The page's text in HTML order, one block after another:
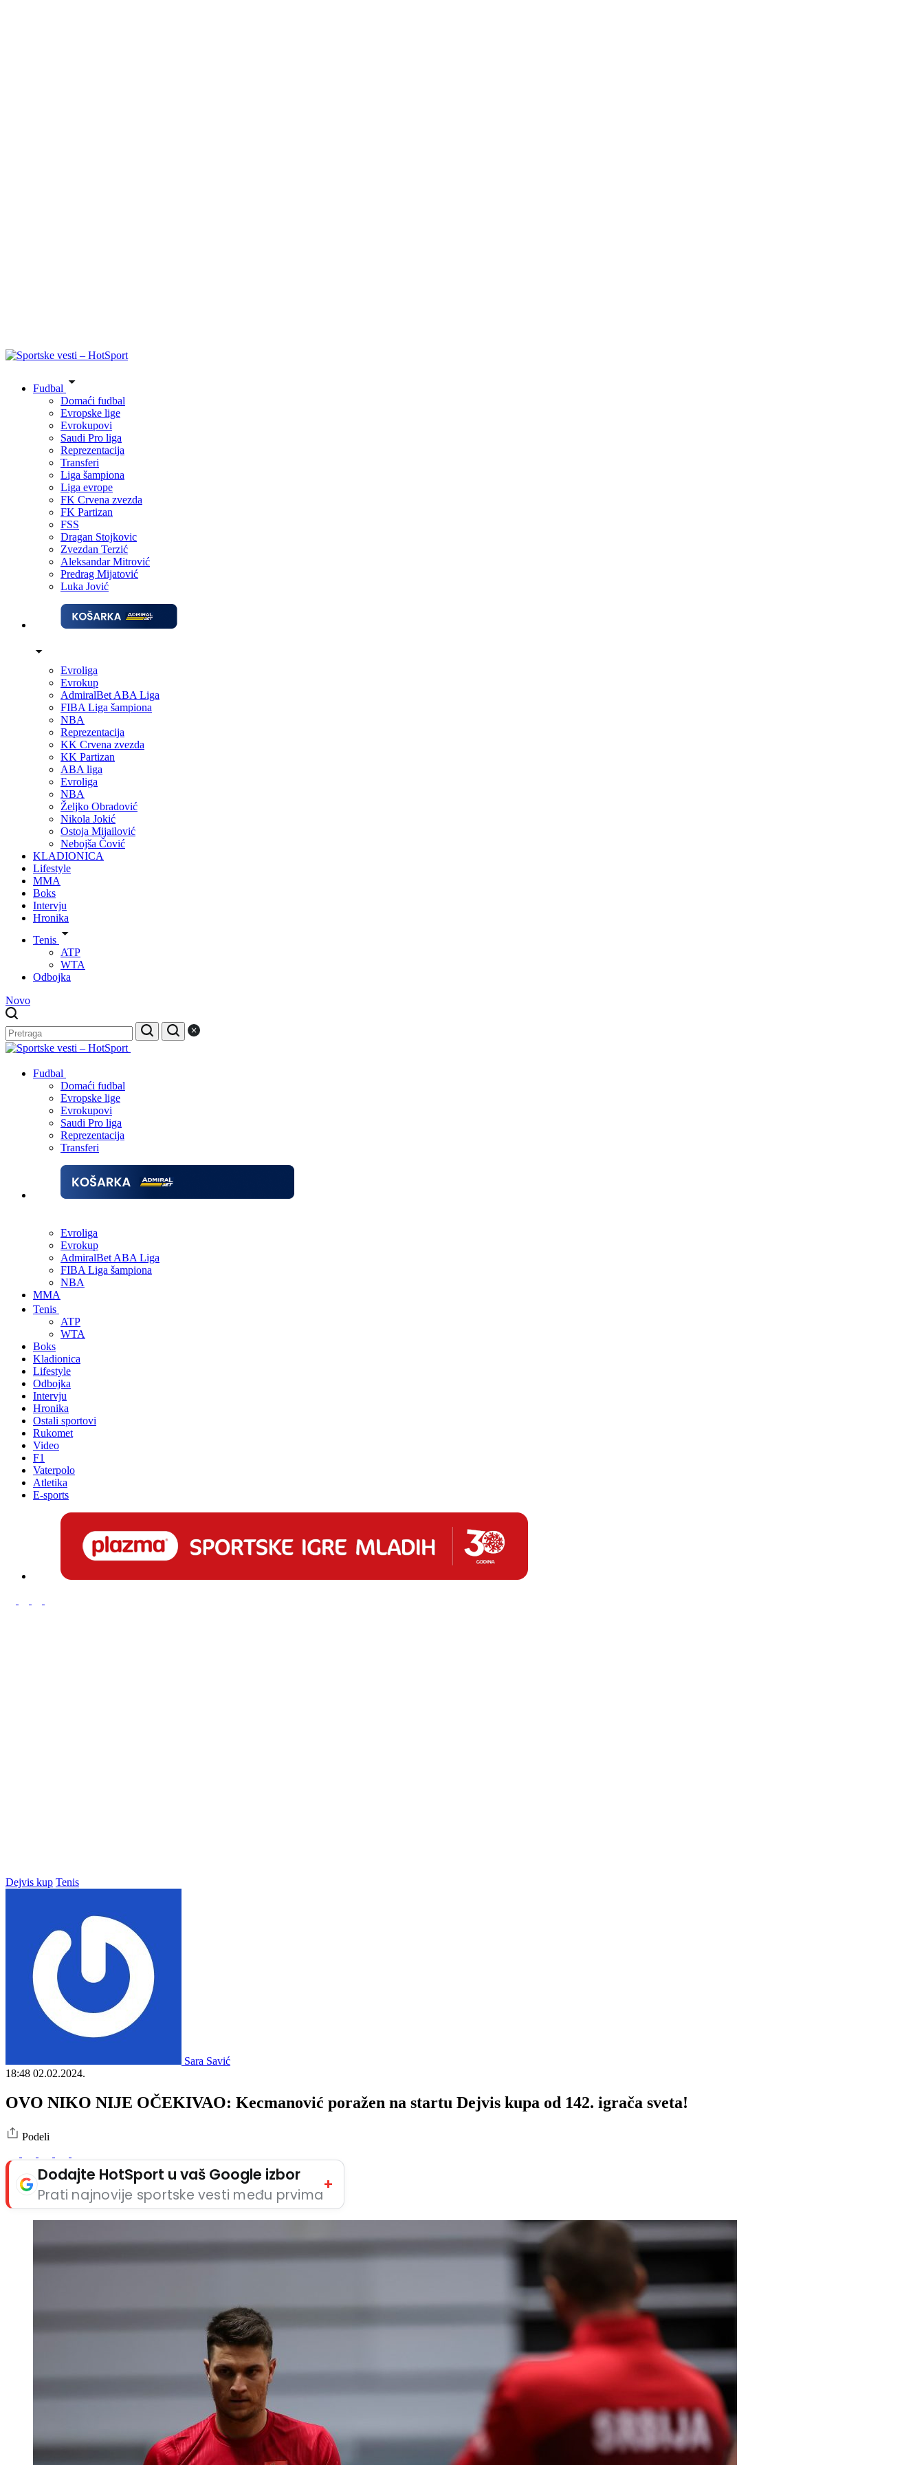
Fudbal
Domaći fudbal
Evropske lige
Evrokupovi
Saudi Pro liga
Reprezentacija
Transferi
Liga šampiona
Liga evrope
FK Crvena zvezda
FK Partizan
FSS
Dragan Stojkovic
Zvezdan Terzić
Aleksandar Mitrović
Predrag Mijatović
Luka Jović
Evroliga
Evrokup
AdmiralBet ABA Liga
FIBA Liga šampiona
NBA
Reprezentacija
KK Crvena zvezda
KK Partizan
ABA liga
Evroliga
NBA
Željko Obradović
Nikola Jokić
Ostoja Mijailović
Nebojša Čović
KLADIONICA
Lifestyle
MMA
Boks
Intervju
Hronika
Tenis
ATP
WTA
Odbojka
Novo
Fudbal
Domaći fudbal
Evropske lige
Evrokupovi
Saudi Pro liga
Reprezentacija
Transferi
Evroliga
Evrokup
AdmiralBet ABA Liga
FIBA Liga šampiona
NBA
MMA
Tenis
ATP
WTA
Boks
Kladionica
Lifestyle
Odbojka
Intervju
Hronika
Ostali sportovi
Rukomet
Video
F1
Vaterpolo
Atletika
E-sports
Dejvis kup Tenis
Sara Savić
18:48 02.02.2024.
OVO NIKO NIJE OČEKIVAO: Kecmanović poražen na startu Dejvis kupa od 142. igrača sveta!
Podeli
Dodajte HotSport u vaš Google izbor
Prati najnovije sportske vesti među prvima
+